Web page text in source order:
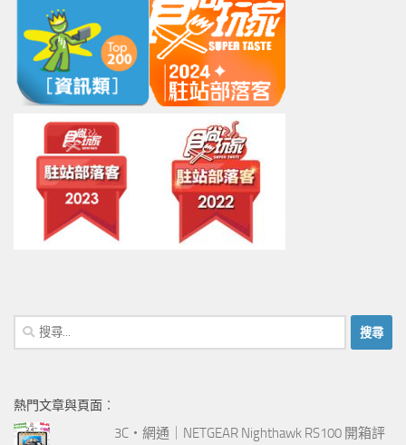
搜
尋
字:
熱門文章與頁面︰
3C‧網通｜NETGEAR Nighthawk RS100 開箱評